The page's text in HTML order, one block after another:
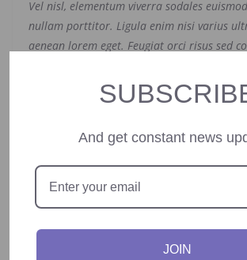
Vel nisl, elementum viverra sodales
nullam porttitor. Ligula enim nisi varius
aenean lorem eget. Feugiat orci risus sed
magnis fermentum. Diam quam quam
consequat phasellus non odio morbi
libero.
And get constant news
JOIN